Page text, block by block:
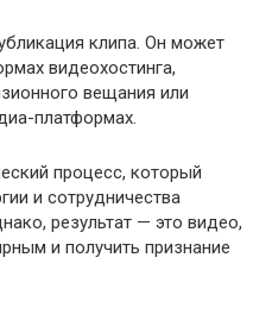
клипа. Он может
видеохостинга,
вещания или
платформах.
процесс, который
и сотрудничества
результат — это видео,
и получить признание